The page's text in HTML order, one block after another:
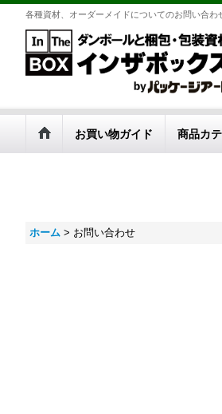
各種資材、オーダーメイドについてのお問い合わ
お買い物ガイド 商品カ
ホーム > お問い合わせ